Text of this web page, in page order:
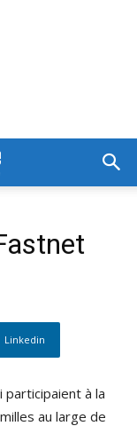
Linkedin
participaient à la
au large de